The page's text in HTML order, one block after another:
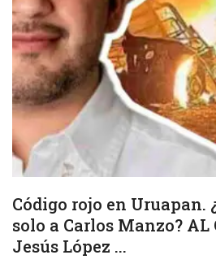
Código rojo en Uruapan.
solo a Carlos Manzo? AL
Jesús López ...